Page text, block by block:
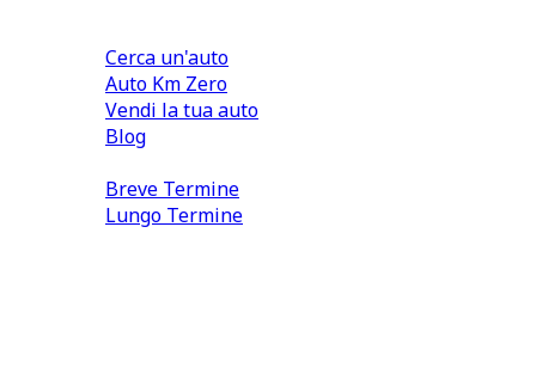
Cerca un'auto
Auto Km Zero
Vendi la tua auto
Blog
Breve Termine
Lungo Termine